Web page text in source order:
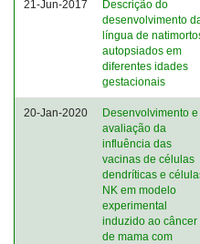
21-Jun-2017
Descrição do
desenvolvimento
língua de
autopsiados em
diferentes idades
gestacionais
20-Jan-2020
Desenvolvimento e
avaliação da
influência das
vacinas de células
dendríticas e
NK em modelo
experimental
induzido ao câncer
de mama com